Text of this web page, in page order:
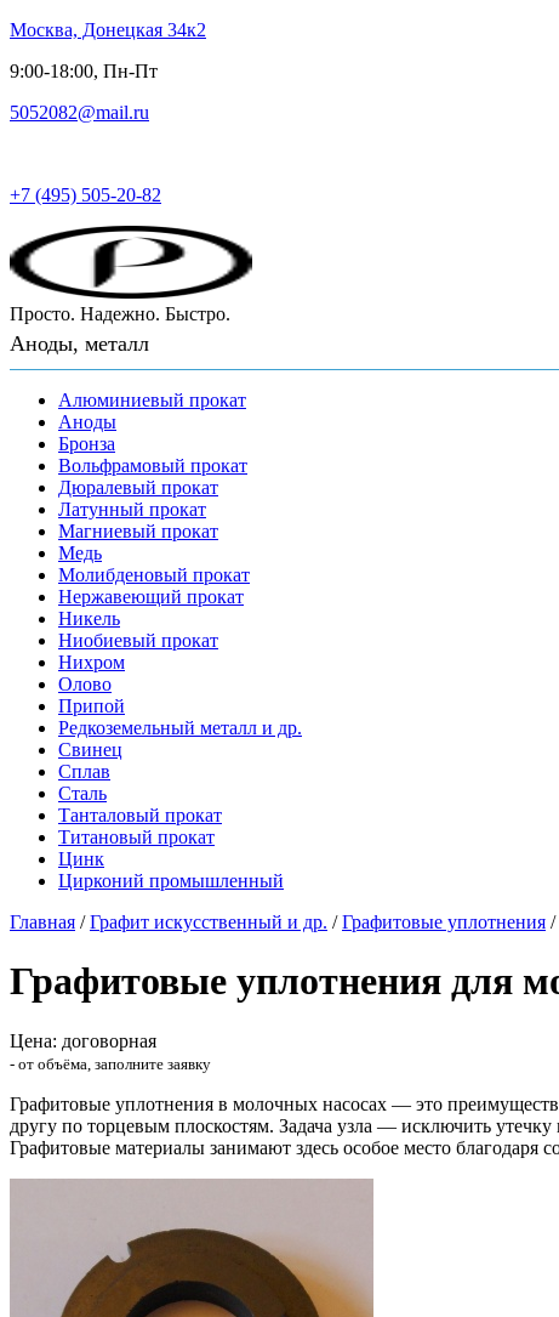
Москва, Донецкая 34к2
9:00-18:00, Пн-Пт
5052082@mail.ru
+7 (495) 505-20-82
Просто. Надежно. Быстро.
Аноды, металл
Алюминиевый прокат
Аноды
Бронза
Вольфрамовый прокат
Дюралевый прокат
Латунный прокат
Магниевый прокат
Медь
Молибденовый прокат
Нержавеющий прокат
Никель
Ниобиевый прокат
Нихром
Олово
Припой
Редкоземельный металл и др.
Свинец
Сплав
Сталь
Танталовый прокат
Титановый прокат
Цинк
Цирконий промышленный
Главная /Графит искусственный и др. /Графитовые уплотнения /
Графитовые уплотнения для
Цена: договорная
- от объёма, заполните заявку
Графитовые уплотнения в молочных насосах — это
другу по торцевым плоскостям. Задача узла — исключить
Графитовые материалы занимают здесь особое место